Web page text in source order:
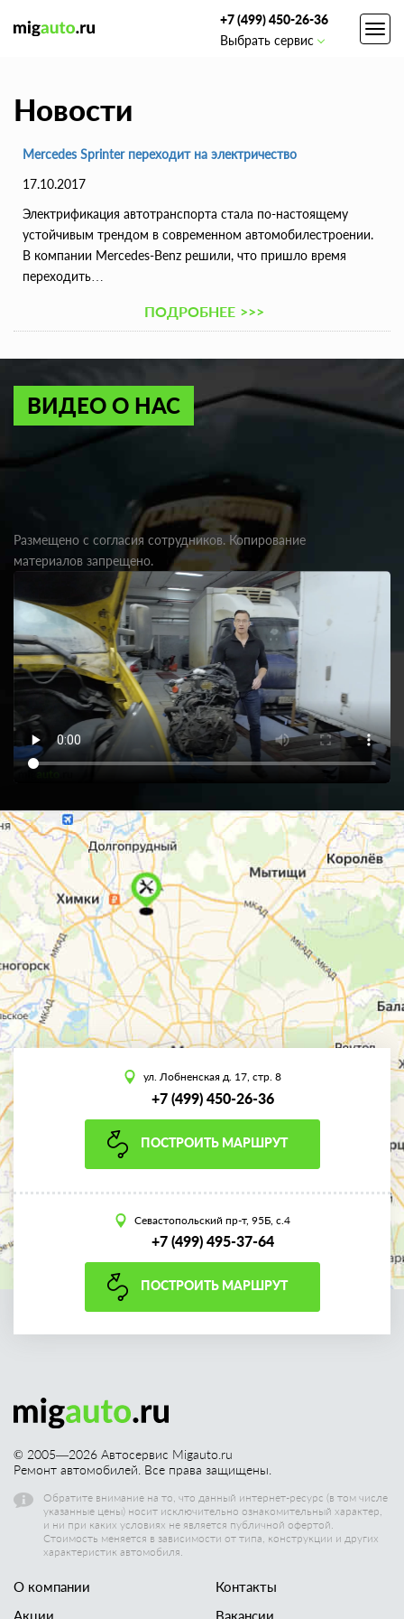
+7 (499) 450-26-36
Выбрать сервис
Новости
Mercedes Sprinter переходит на электричество
17.10.2017
Электрификация автотранспорта стала по-настоящему
устойчивым трендом в современном автомобилестроении.
В компании Mercedes-Benz решили, что пришло время
переходить…
ПОДРОБНЕЕ >>>
ВИДЕО О НАС
Размещено с согласия сотрудников. Копирование
материалов запрещено.
ул. Лобненская д. 17, стр. 8
+7 (499) 450-26-36
ПОСТРОИТЬ МАРШРУТ
Севастопольский пр-т, 95Б, с.4
+7 (499) 495-37-64
ПОСТРОИТЬ МАРШРУТ
© 2005—2026 Автосервис Migauto.ru
Ремонт автомобилей. Все права защищены.
Обратите внимание на то, что данный интернет-ресурс (в том числе
указанные цены) носит исключительно ознакомительный характер,
и ни при каких условиях не является публичной офертой.
Стоимость меняется в зависимости от типа, конструкции и других
характеристик автомобиля.
О компании
Акции
Контакты
Вакансии